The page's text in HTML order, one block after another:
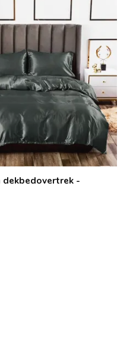
dekbedovertrek -